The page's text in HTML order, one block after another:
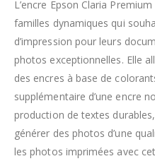
L’encre Epson Claria
familles dynamiques qui
d’impression pour leurs
photos exceptionnelles. Elle
des encres à base de
supplémentaire d’une encre
production de textes
générer des photos d’une
les photos imprimées avec